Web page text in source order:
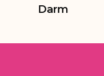
Darm